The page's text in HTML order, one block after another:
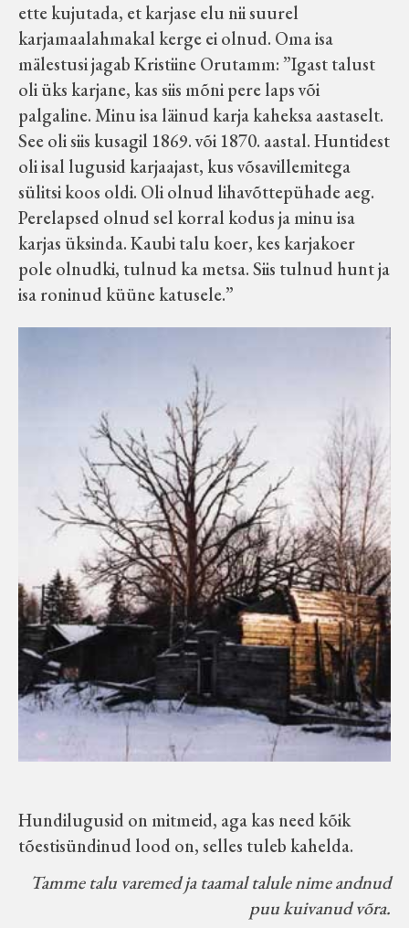
Märjamaa ümbruse valdade
elanike nimekirjad seisuga
15.12.1938
Velise kultuuri ja hariduse selts
Virtuaalnäitused
Otsi
Tagasiside
Koduleht on teoks saanud tänu Sillaotsa
Muuseumisõprade Seltsingu, Kohaliku
Omaalgatuse Programmi ja Märjamaa
Vallavalitsuse abile.
ette kujutada, et karjase elu nii suurel
karjamaalahmakal kerge ei olnud. Oma isa
mälestusi jagab Kristiine Orutamm: ”Igast talust
oli üks karjane, kas siis mõni pere laps või
palgaline. Minu isa läinud karja kaheksa aastaselt.
See oli siis kusagil 1869. või 1870. aastal. Huntidest
oli isal lugusid karjaajast, kus võsavillemitega
sülitsi koos oldi. Oli olnud lihavõttepühade aeg.
Perelapsed olnud sel korral kodus ja minu isa
karjas üksinda. Kaubi talu koer, kes karjakoer
pole olnudki, tulnud ka metsa. Siis tulnud hunt ja
isa roninud küüne katusele.”
Hundilugusid on mitmeid, aga kas need kõik
tõestisündinud lood on, selles tuleb kahelda.
Tamme talu varemed ja taamal talule nime andnud
puu kuivanud võra.